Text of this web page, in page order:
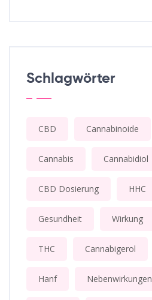
Schlagwörter
CBD Cannabinoide
Cannabis Cannabidiol
CBD Dosierung HHC
Gesundheit Wirkung
THC Cannabigerol
Hanf Nebenwirkungen